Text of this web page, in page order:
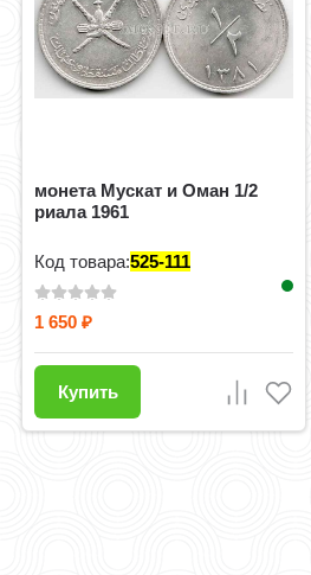
монета Мускат и Оман 1/2
риала 1961
Код товара:525-111
1 650₽
Купить